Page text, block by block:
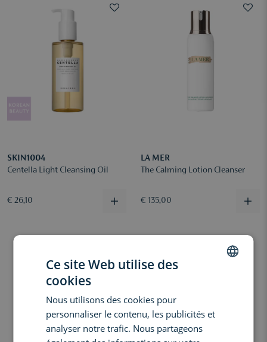
SKIN1004
Centella Light Cleansing Oil
€ 26,10
LA MER
The Calming Lotion Cleanser
€ 135,00
Ce site Web utilise des
cookies
Nous utilisons des cookies pour
personnaliser le contenu, les publicités et
analyser notre trafic. Nous partageons